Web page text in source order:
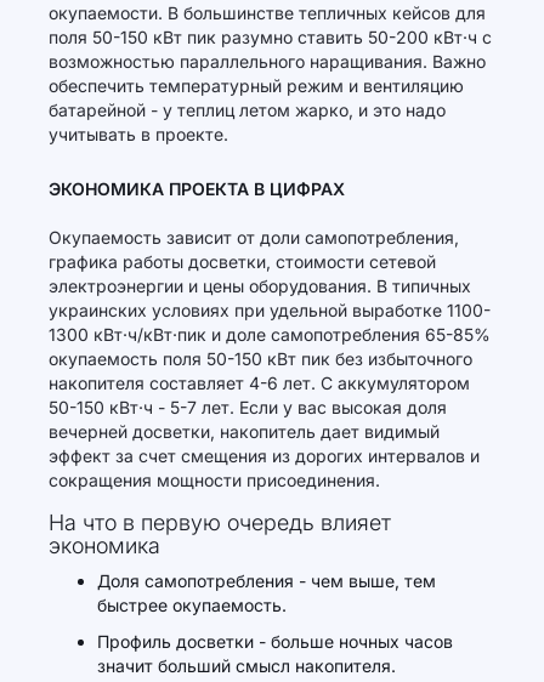
окупаемости. В большинстве тепличных кейсов для
поля 50-150 кВт пик разумно ставить 50-200 кВт·ч с
возможностью параллельного наращивания. Важно
обеспечить температурный режим и вентиляцию
батарейной - у теплиц летом жарко, и это надо
учитывать в проекте.
ЭКОНОМИКА ПРОЕКТА В ЦИФРАХ
Окупаемость зависит от доли самопотребления,
графика работы досветки, стоимости сетевой
электроэнергии и цены оборудования. В типичных
украинских условиях при удельной выработке 1100-
1300 кВт·ч/кВт·пик и доле самопотребления 65-85%
окупаемость поля 50-150 кВт пик без избыточного
накопителя составляет 4-6 лет. С аккумулятором
50-150 кВт·ч - 5-7 лет. Если у вас высокая доля
вечерней досветки, накопитель дает видимый
эффект за счет смещения из дорогих интервалов и
сокращения мощности присоединения.
На что в первую очередь влияет
экономика
Доля самопотребления - чем выше, тем
быстрее окупаемость.
Профиль досветки - больше ночных часов
значит больший смысл накопителя.